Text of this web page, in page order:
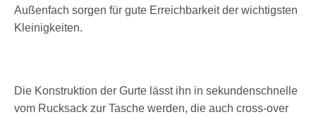
Außenfach sorgen für gute Erreichbarkeit der wichtigsten
Kleinigkeiten.
Die Konstruktion der Gurte lässt ihn in sekundenschnelle
vom Rucksack zur Tasche werden, die auch cross-over